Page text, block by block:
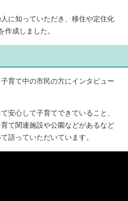
に知っていただき、移住や定住化
作成しました。
育て中の市民の方にインタビュー
安心して子育てできていること、
て関連施設や公園などがあるなど
語っていただいています。